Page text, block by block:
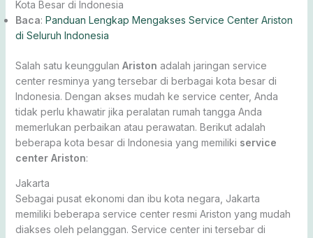
Kota Besar di Indonesia
Baca: Panduan Lengkap Mengakses Service Center Ariston
di Seluruh Indonesia
Salah satu keunggulan Ariston adalah jaringan service
center resminya yang tersebar di berbagai kota besar di
Indonesia. Dengan akses mudah ke service center, Anda
tidak perlu khawatir jika peralatan rumah tangga Anda
memerlukan perbaikan atau perawatan. Berikut adalah
beberapa kota besar di Indonesia yang memiliki service
center Ariston:
Jakarta
Sebagai pusat ekonomi dan ibu kota negara, Jakarta
memiliki beberapa service center resmi Ariston yang mudah
diakses oleh pelanggan. Service center ini tersebar di